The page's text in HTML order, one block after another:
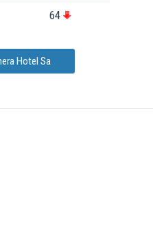
64
Hotel Sa